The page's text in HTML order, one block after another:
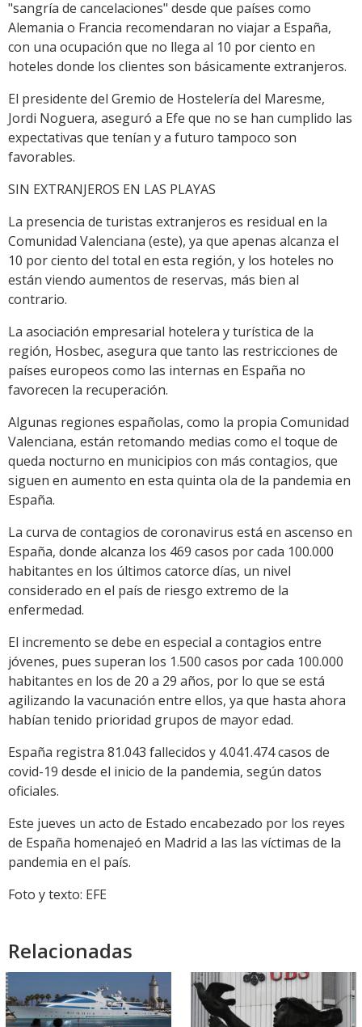
"sangría de cancelaciones" desde que países como
Alemania o Francia recomendaran no viajar a España,
con una ocupación que no llega al 10 por ciento en
hoteles donde los clientes son básicamente extranjeros.
El presidente del Gremio de Hostelería del Maresme,
Jordi Noguera, aseguró a Efe que no se han cumplido las
expectativas que tenían y a futuro tampoco son
favorables.
SIN EXTRANJEROS EN LAS PLAYAS
La presencia de turistas extranjeros es residual en la
Comunidad Valenciana (este), ya que apenas alcanza el
10 por ciento del total en esta región, y los hoteles no
están viendo aumentos de reservas, más bien al
contrario.
La asociación empresarial hotelera y turística de la
región, Hosbec, asegura que tanto las restricciones de
países europeos como las internas en España no
favorecen la recuperación.
Algunas regiones españolas, como la propia Comunidad
Valenciana, están retomando medias como el toque de
queda nocturno en municipios con más contagios, que
siguen en aumento en esta quinta ola de la pandemia en
España.
La curva de contagios de coronavirus está en ascenso en
España, donde alcanza los 469 casos por cada 100.000
habitantes en los últimos catorce días, un nivel
considerado en el país de riesgo extremo de la
enfermedad.
El incremento se debe en especial a contagios entre
jóvenes, pues superan los 1.500 casos por cada 100.000
habitantes en los de 20 a 29 años, por lo que se está
agilizando la vacunación entre ellos, ya que hasta ahora
habían tenido prioridad grupos de mayor edad.
España registra 81.043 fallecidos y 4.041.474 casos de
covid-19 desde el inicio de la pandemia, según datos
oficiales.
Este jueves un acto de Estado encabezado por los reyes
de España homenajeó en Madrid a las las víctimas de la
pandemia en el país.
Foto y texto: EFE
Relacionadas